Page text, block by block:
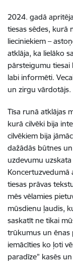
2024. gadā
tiesas sēdes, kurā
lieciniekiem –
atklāja, ka lielāko
pārsteigumu tiesai
labi informēti.
un zirgu vārdotājs.
Tīsa runā atklājas
kurā cilvēki bija
cilvēkiem bija
dažādās būtnes
uzdevumu
Koncertuzvedumā
tiesas prāvas
mēs vēlamies
mūsdienu ļaudis,
saskatīt ne tikai
trūkumus un ēnas
iemācīties ko ļoti
paradīze” kasēs